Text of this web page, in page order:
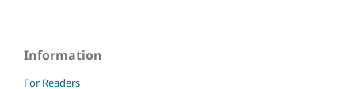
Information
For Readers